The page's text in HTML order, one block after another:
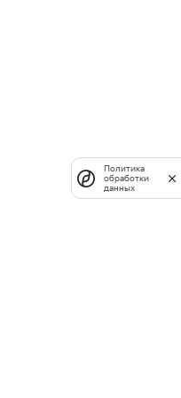
Политика
обработки
данных